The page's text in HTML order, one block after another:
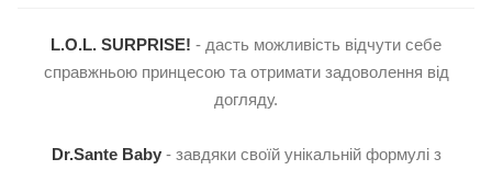
L.O.L. SURPRISE! - дасть можливість відчути себе
справжньою принцесою та отримати задоволення від
догляду.
Dr.Sante Baby- завдяки своїй унікальній формулі з